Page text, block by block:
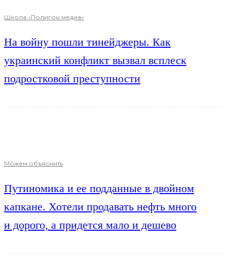
Школа «Полигон медиа»
На войну пошли тинейджеры. Как
украинский конфликт вызвал всплеск
подростковой преступности
Можем объяснить
Путиномика и ее подданные в двойном
капкане. Хотели продавать нефть много
и дорого, а придется мало и дешево